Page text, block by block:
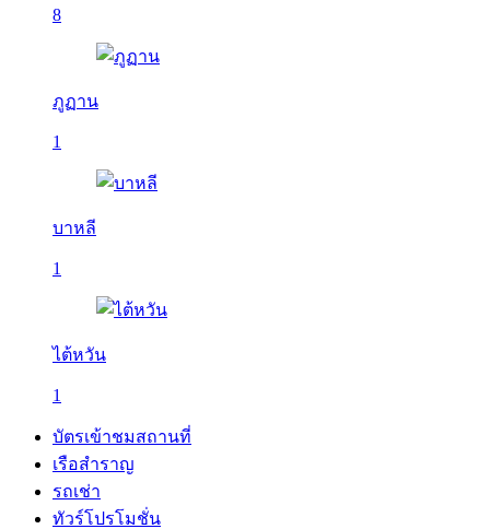
8
ภูฏาน
1
บาหลี
1
ไต้หวัน
1
บัตรเข้าชมสถานที่
เรือสำราญ
รถเช่า
ทัวร์โปรโมชั่น